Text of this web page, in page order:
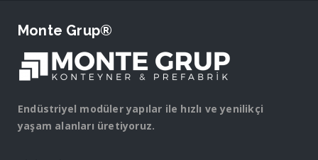
Monte Grup®
Endüstriyel modüler yapılar ile hızlı ve yenilikçi
yaşam alanları üretiyoruz.